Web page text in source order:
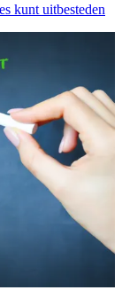
kunt uitbesteden